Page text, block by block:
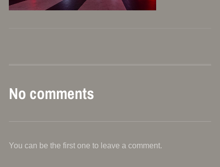
No comments
You can be the first one to leave a comment.